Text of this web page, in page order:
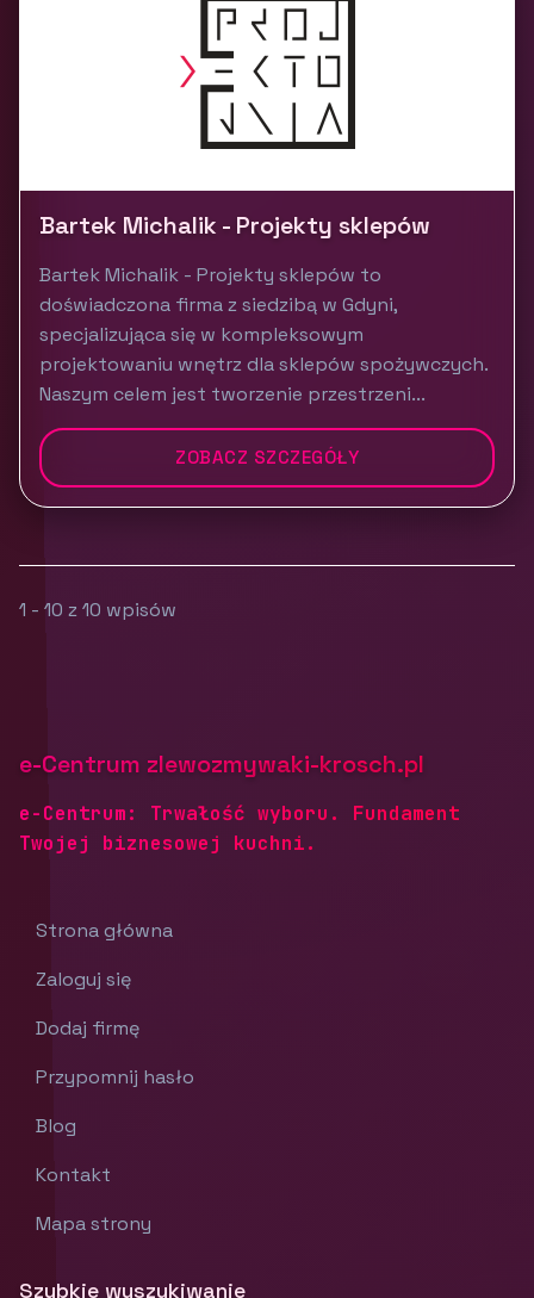
Bartek Michalik - Projekty sklepów
Bartek Michalik - Projekty sklepów to
doświadczona firma z siedzibą w Gdyni,
specjalizująca się w kompleksowym
projektowaniu wnętrz dla sklepów spożywczych.
Naszym celem jest tworzenie przestrzeni...
ZOBACZ SZCZEGÓŁY
1 - 10 z 10 wpisów
e-Centrum zlewozmywaki-krosch.pl
e-Centrum: Trwałość wyboru. Fundament
Twojej biznesowej kuchni.
Strona główna
Zaloguj się
Dodaj firmę
Przypomnij hasło
Blog
Kontakt
Mapa strony
Szybkie wyszukiwanie